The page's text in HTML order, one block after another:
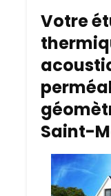
Votre
Saint-